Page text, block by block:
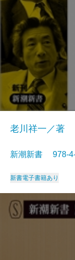
老川祥一／著
新潮新書 978-
新書電子書籍あり